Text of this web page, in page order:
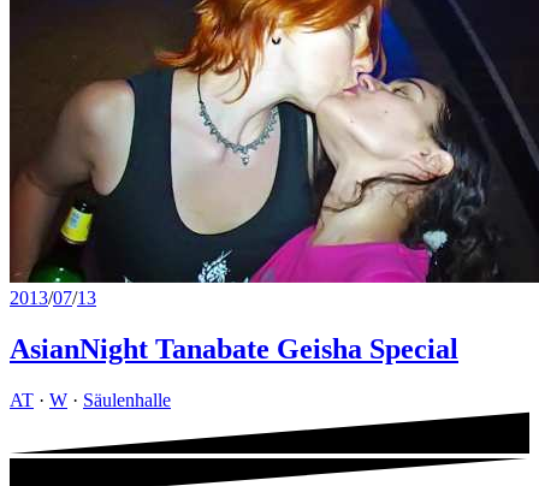
2013/07/13
AsianNight Tanabate Geisha Special
AT · W · Säulenhalle